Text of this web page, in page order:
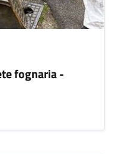
fognaria -